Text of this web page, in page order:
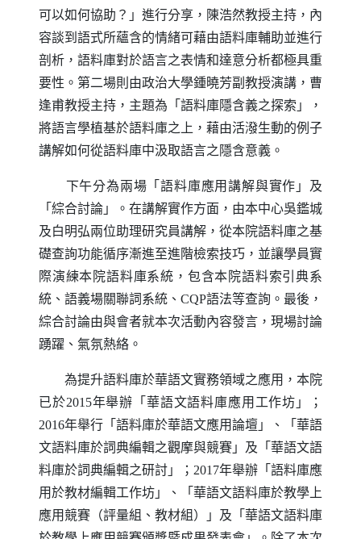
可以如何協助？」進行分享，陳浩然教授主持，內
容談到語式所蘊含的情緒可藉由語料庫輔助並進行
剖析，語料庫對於語言之表情和達意分析都極具重
要性。第二場則由政治大學鍾曉芳副教授演講，曹
逢甫教授主持，主題為「語料庫隱含義之探索」，
將語言學植基於語料庫之上，藉由活潑生動的例子
講解如何從語料庫中汲取語言之隱含意義。
下午分為兩場「語料庫應用講解與實作」及
「綜合討論」。在講解實作方面，由本中心吳鑑城
及白明弘兩位助理研究員講解，從本院語料庫之基
礎查詢功能循序漸進至進階檢索技巧，並讓學員實
際演練本院語料庫系統，包含本院語料索引典系
統、語義場關聯詞系統、 CQP語法等查詢。最後，
綜合討論由與會者就本次活動內容發言，現場討論
踴躍、氣氛熱絡。
為提升語料庫於華語文實務領域之應用，本院
已於2015年舉辦「華語文語料庫應用工作坊」；
2016年舉行「語料庫於華語文應用論壇」、「華語
文語料庫於詞典編輯之觀摩與競賽」及「華語文語
料庫於詞典編輯之研討」； 2017年舉辦「語料庫應
用於教材編輯工作坊」、「華語文語料庫於教學上
應用競賽（評量組、教材組）」及「華語文語料庫